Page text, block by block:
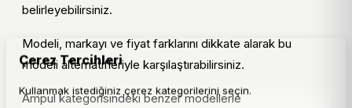
belirleyebilirsiniz.
Modeli, markayı ve fiyat farklarını dikkate alarak bu
modeli alternatifleriyle karşılaştırabilirsiniz.
Ampul kategorisindeki benzer modellerle
Çerez Tercihleri
Kullanmak istediğiniz çerez kategorilerini seçin.